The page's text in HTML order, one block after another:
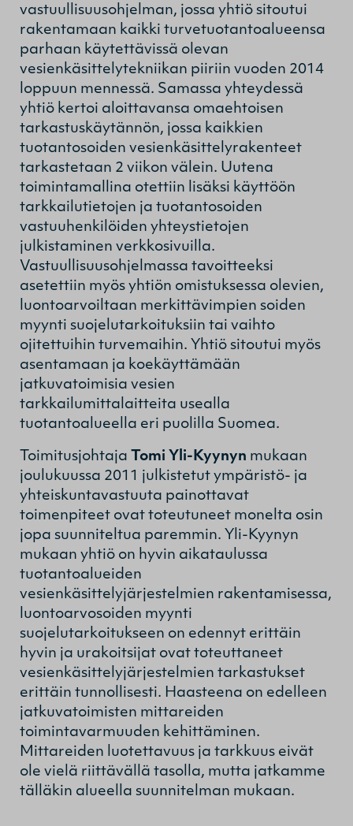
vastuullisuusohjelman, jossa yhtiö sitoutui
rakentamaan kaikki turvetuotantoalueensa
parhaan käytettävissä olevan
vesienkäsittelytekniikan piiriin vuoden 2014
loppuun mennessä. Samassa yhteydessä
yhtiö kertoi aloittavansa omaehtoisen
tarkastuskäytännön, jossa kaikkien
tuotantosoiden vesienkäsittelyrakenteet
tarkastetaan 2 viikon välein. Uutena
toimintamallina otettiin lisäksi käyttöön
tarkkailutietojen ja tuotantosoiden
vastuuhenkilöiden yhteystietojen
julkistaminen verkkosivuilla.
Vastuullisuusohjelmassa tavoitteeksi
asetettiin myös yhtiön omistuksessa olevien,
luontoarvoiltaan merkittävimpien soiden
myynti suojelutarkoituksiin tai vaihto
ojitettuihin turvemaihin. Yhtiö sitoutui myös
asentamaan ja koekäyttämään
jatkuvatoimisia vesien
tarkkailumittalaitteita usealla
tuotantoalueella eri puolilla Suomea.
Toimitusjohtaja Tomi Yli-Kyynyn mukaan
joulukuussa 2011 julkistetut ympäristö- ja
yhteiskuntavastuuta painottavat
toimenpiteet ovat toteutuneet monelta osin
jopa suunniteltua paremmin. Yli-Kyynyn
mukaan yhtiö on hyvin aikataulussa
tuotantoalueiden
vesienkäsittelyjärjestelmien rakentamisessa,
luontoarvosoiden myynti
suojelutarkoitukseen on edennyt erittäin
hyvin ja urakoitsijat ovat toteuttaneet
vesienkäsittelyjärjestelmien tarkastukset
erittäin tunnollisesti. Haasteena on edelleen
jatkuvatoimisten mittareiden
toimintavarmuuden kehittäminen.
Mittareiden luotettavuus ja tarkkuus eivät
ole vielä riittävällä tasolla, mutta jatkamme
tälläkin alueella suunnitelman mukaan.